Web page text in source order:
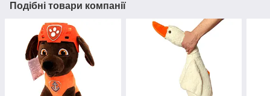
Подібні товари компанії